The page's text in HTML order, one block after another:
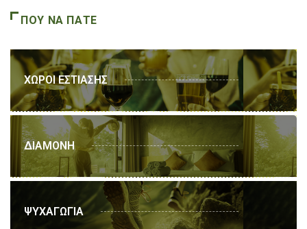
ΠΟΥ ΝΑ ΠΑΤΕ
ΧΩΡΟΙ ΕΣΤΙΑΣΗΣ
ΔΙΑΜΟΝΗ
ΨΥΧΑΓΩΓΙΑ